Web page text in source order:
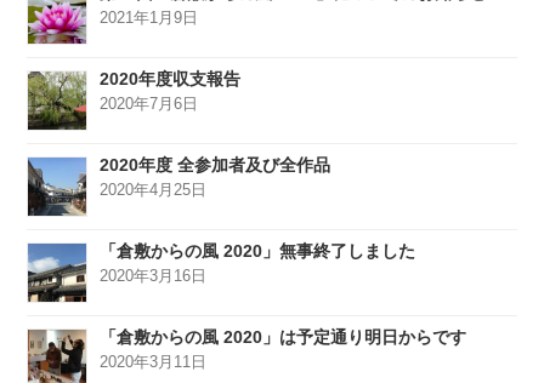
2021年1月9日
2020年度収支報告
2020年7月6日
2020年度 全参加者及び全作品
2020年4月25日
「倉敷からの風 2020」無事終了しました
2020年3月16日
「倉敷からの風 2020」は予定通り明日からです
2020年3月11日